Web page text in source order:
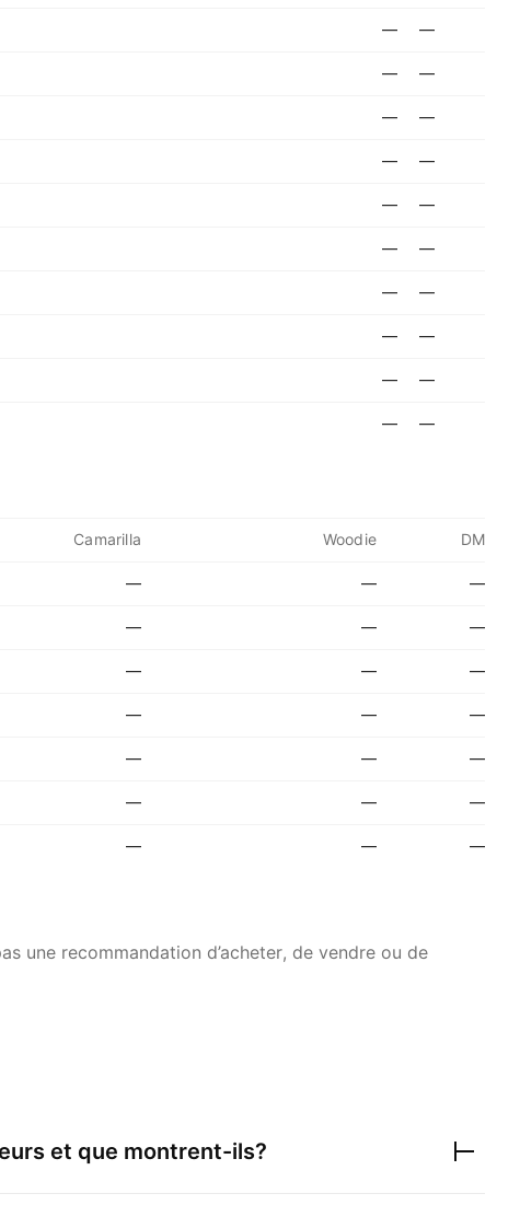
— —
— —
— —
— —
— —
— —
— —
— —
— —
— —
Camarilla Woodie DM
— — —
— — —
— — —
— — —
— — —
— — —
— — —
une recommandation d’acheter, de vendre ou de
et que montrent-ils?